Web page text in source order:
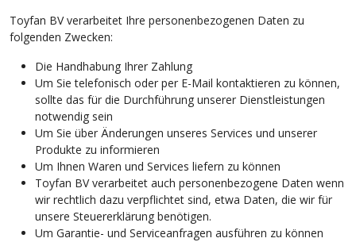
Toyfan BV verarbeitet Ihre personenbezogenen Daten zu
folgenden Zwecken:
Die Handhabung Ihrer Zahlung
Um Sie telefonisch oder per E-Mail kontaktieren zu können,
sollte das für die Durchführung unserer Dienstleistungen
notwendig sein
Um Sie über Änderungen unseres Services und unserer
Produkte zu informieren
Um Ihnen Waren und Services liefern zu können
Toyfan BV verarbeitet auch personenbezogene Daten wenn
wir rechtlich dazu verpflichtet sind, etwa Daten, die wir für
unsere Steuererklärung benötigen.
Um Garantie- und Serviceanfragen ausführen zu können